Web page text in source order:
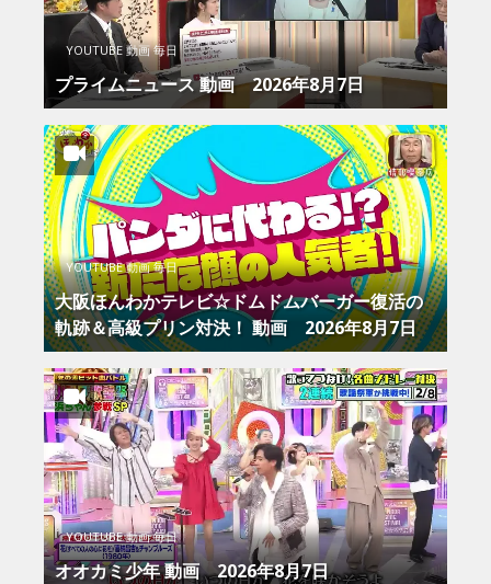
YOUTUBE 動画 毎日
プライムニュース 動画 2026年8月7日
YOUTUBE 動画 毎日
大阪ほんわかテレビ☆ドムドムバーガー復活の
軌跡＆高級プリン対決！ 動画 2026年8月7日
YOUTUBE 動画 毎日
オオカミ少年 動画 2026年8月7日